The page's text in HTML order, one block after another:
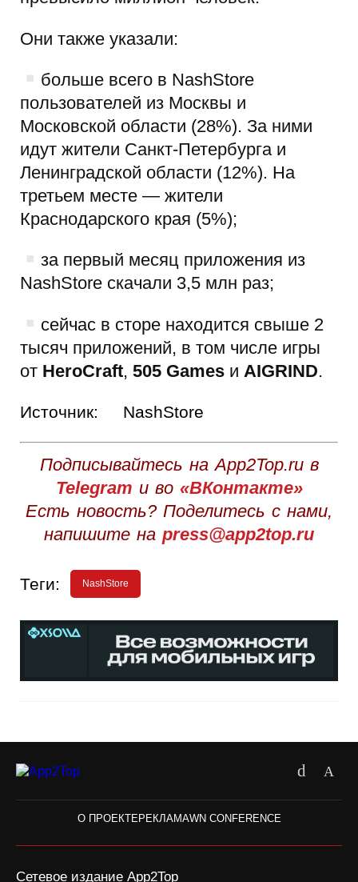
Они также указали:
больше всего в NashStore
пользователей из Москвы и
Московской области (28%). За ними
идут жители Санкт-Петербурга и
Ленинградской области (12%). На
третьем месте — жители
Краснодарского края (5%);
за первый месяц приложения из
NashStore скачали 3,5 млн раз;
сейчас в сторе находится свыше 2
тысяч приложений, в том числе игры
от HeroCraft, 505 Games и AIGRIND.
Источник: NashStore
Подписывайтесь на App2Top.ru в
Telegram и во «ВКонтакте»
Есть новость? Поделитесь с нами,
напишите на press@app2top.ru
Теги: NashStore
О ПРОЕКТЕРЕКЛАМАWN CONFERENCE
Сетевое издание App2Top